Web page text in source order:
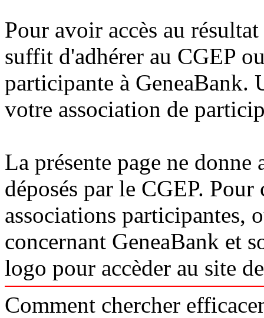
Pour avoir accès au
suffit d'adhérer au CGEP
participante à GeneaBank.
votre association de
La présente page ne
déposés par le CGEP.
associations participantes,
concernant GeneaBank et
logo pour accèder au site
Comment chercher